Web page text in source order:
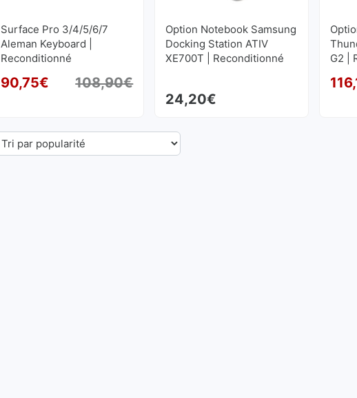
Surface Pro 3/4/5/6/7
Aleman Keyboard |
Reconditionné
108,90€
Le prix initial était : 108,90€.
90,75€
Le prix actuel est : 90,75€.
Option Notebook Samsung
Docking Station ATIV
XE700T | Reconditionné
24,20€
G2 |